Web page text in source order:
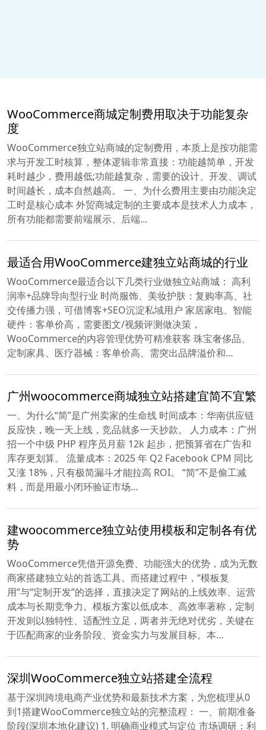
WooCommerce商城定制费用取决于功能复杂
度
WooCommerce独立站商城的定制费用，本质上是按功能需
求与开发工时核算，整体逻辑非常直接：功能越简单，开发
耗时越少，费用越低;功能越复杂，需要的设计、开发、调试
时间越长，成本自然越高。 一、为什么费用主要由功能决定
工时是核心成本 外贸商城定制的主要成本是技术人力成本，
所有功能都需要前端展示、后端…
最适合用WooCommerce建独立站商城的行业
WooCommerce最适合以下几类行业做独立站商城： 高利
润率+品牌导向型行业 时尚服饰、美妆护肤：复购率高、社
交传播力强，可借博客+SEO沉淀私域用户 家居家电、智能
硬件：客单价高，需要图文/视频评测做决策，
WooCommerce的内容管理优势可精准获客 珠宝奢侈品、
定制家具、医疗器械：客单价高、需突出品牌溢价和…
广州woocommerce商城独立站搭建宜简不宜繁
一、为什么“简”是广州卖家的生命线 时间成本：华南供应链
反应快，晚一天上线，竞品就多一天抄款。 人力成本：广州
招一个中级 PHP 程序员月薪 12k 起步，把预算省在广告和
库存更划算。 流量成本：2025 年 Q2 Facebook CPM 同比
又涨 18%，只有极简漏斗才能拉高 ROI。 “简”不是偷工减
料，而是用最小闭环验证市场…
建woocommerce独立站使用模板和定制各有优
势
WooCommerce凭借开源免费、功能强大的优势，成为无数
商家搭建独立站的首选工具。而搭建过程中，“模板复
用”与“定制开发”的选择，直接决定了网站的上线效率、运营
成本与长期竞争力。模板方案以低成本、高效率著称，定制
开发则以独特性、适配性立足，两者并无绝对优劣，关键在
于匹配商家的业务阶段、资金实力与发展目标。本…
深圳WooCommerce独立站搭建全流程
基于深圳跨境电商产业优势和最新技术方案，为您梳理从0
到1搭建WooCommerce独立站的完整流程： 一、前期准备
阶段(深圳本地化建议) 1. 明确商业模式与定位 市场调研：利